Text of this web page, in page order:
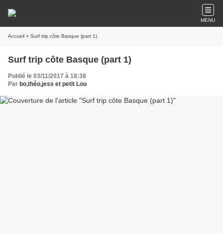
MENU
Accueil » Surf trip côte Basque (part 1)
Surf trip côte Basque (part 1)
Publié le 03/11/2017 à 18:38
Par bo,théo,jess et petit Lou